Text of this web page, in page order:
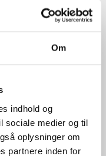
Om
indhold og
sociale medier og til
oplysninger om
partnere inden for